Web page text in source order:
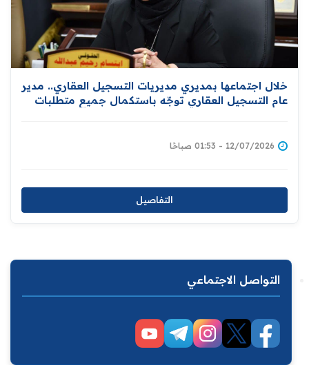
خلال اجتماعها بمديري مديريات التسجيل العقاري.. مدير
عام التسجيل العقاري توجّه باستكمال جميع متطلبات
12/07/2026 - 01:53 صباحًا
التفاصيل
التواصل الاجتماعي